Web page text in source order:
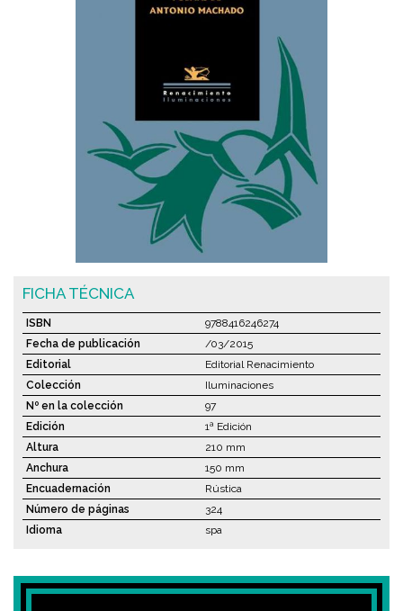
FICHA TÉCNICA
ISBN
9788416246274
Fecha de publicación
/03/2015
Editorial
Editorial Renacimiento
Colección
Iluminaciones
Nº en la colección
97
Edición
1ª Edición
Altura
210 mm
Anchura
150 mm
Encuadernación
Rústica
Número de páginas
324
Idioma
spa